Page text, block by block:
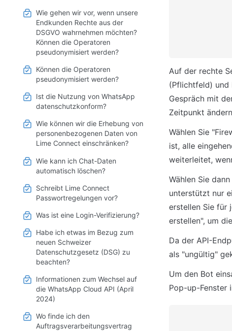
Wie gehen wir vor, wenn unsere
Endkunden Rechte aus der
DSGVO wahrnehmen möchten?
Können die Operatoren
pseudonymisiert werden?
Können die Operatoren
pseudonymisiert werden?
Ist die Nutzung von WhatsApp
datenschutzkonform?
Wie können wir die Erhebung von
personenbezogenen Daten von
Lime Connect einschränken?
Wie kann ich Chat-Daten
automatisch löschen?
Schreibt Lime Connect
Passwortregelungen vor?
Was ist eine Login-Verifizierung?
Habe ich etwas im Bezug zum
neuen Schweizer
Datenschutzgesetz (DSG) zu
beachten?
Informationen zum Wechsel auf
die WhatsApp Cloud API (April
2024)
Wo finde ich den
Auftragsverarbeitungsvertrag
Auf der rechte
(Pflichtfeld) und
Gespräch mit
Zeitpunkt
Wählen Sie
ist, alle
weiterleitet,
Wählen Sie
unterstützt nur
erstellen Sie für
erstellen", um
Da der API-
als "ungültig"
Um den Bot
Pop-up-Fenster